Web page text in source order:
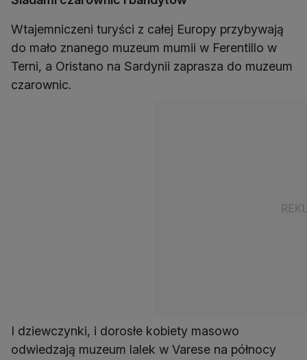
Wtajemniczeni turyści z całej Europy przybywają
do mało znanego muzeum mumii w Ferentillo w
Terni, a Oristano na Sardynii zaprasza do muzeum
czarownic.
I dziewczynki, i dorosłe kobiety masowo
odwiedzają muzeum lalek w Varese na północy